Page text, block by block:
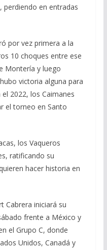
perdiendo en entradas
por vez primera a la
10 choques entre ese
Montería y luego
victoria alguna para
2022, los Caimanes
el torneo en Santo
los Vaqueros
ratificando su
hacer historia en
Cabrera iniciará su
frente a México y
el Grupo C, donde
Unidos, Canadá y